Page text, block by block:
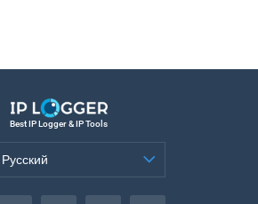
Best IP Logger & IP Tools
Русский
Русский